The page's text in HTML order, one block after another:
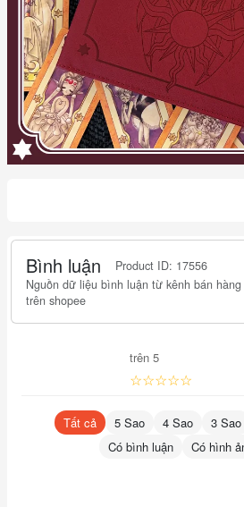
Bình luận
Product ID: 17556
Nguồn dữ liệu bình luận từ kênh bán
trên shopee
trên 5
☆☆☆☆☆
Tất cả 5 Sao 4 Sao 3 Sao
Có bình luận
Có hình